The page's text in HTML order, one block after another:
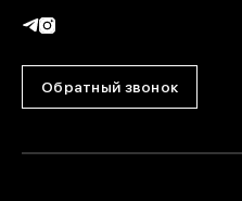
Обратный звонок